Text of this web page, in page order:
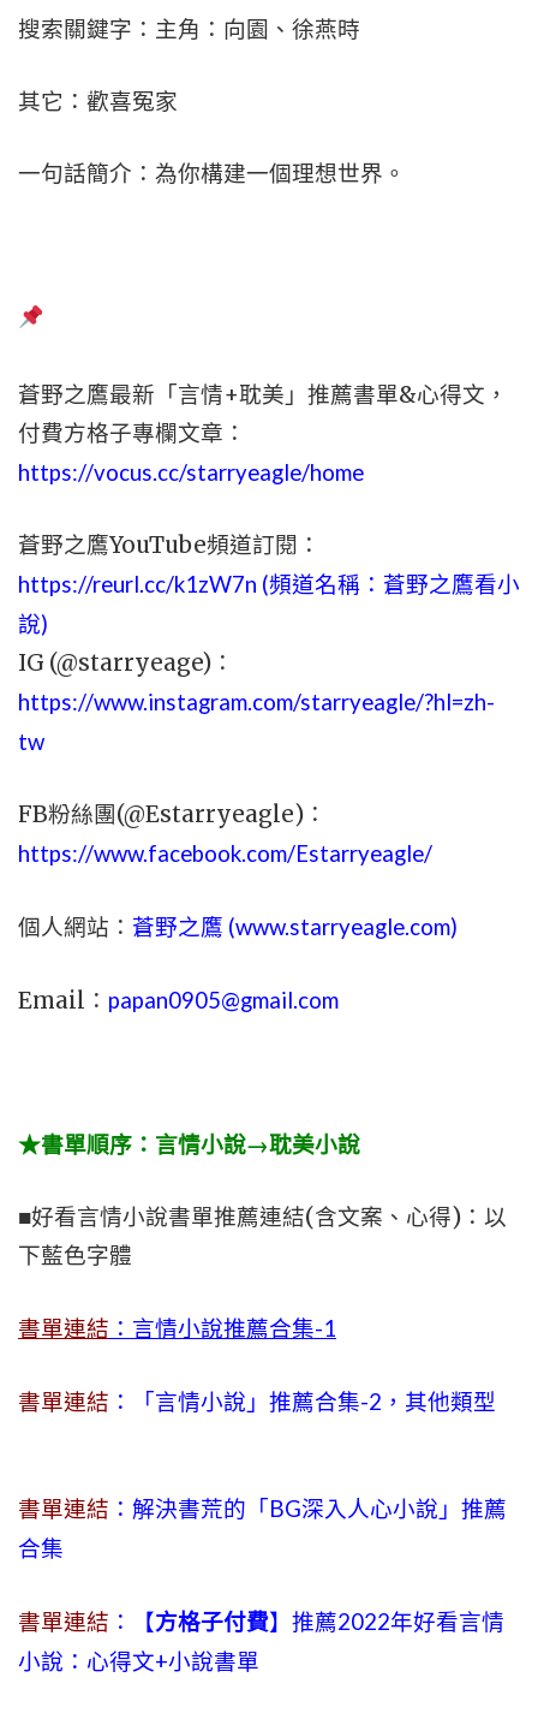
搜索關鍵字：主角：向園、徐燕時
其它：歡喜冤家
一句話簡介：為你構建一個理想世界。
蒼野之鷹最新「言情+耽美」推薦書單&心得文，
付費方格子專欄文章：
https://vocus.cc/starryeagle/home
蒼野之鷹YouTube頻道訂閱：
https://reurl.cc/k1zW7n (頻道名稱：蒼野之鷹看小
說)
IG (@starryeage)：
https://www.instagram.com/starryeagle/?hl=zh-
tw
FB粉絲團(@Estarryeagle)：
https://www.facebook.com/Estarryeagle/
個人網站： 蒼野之鷹 (www.starryeagle.com)
Email： papan0905@gmail.com
★書單順序：言情小說→耽美小說
■好看言情小說書單推薦連結(含文案、心得)：以
下藍色字體
書單連結 ：言情小說推薦合集-1
書單連結 ：「言情小說」推薦合集-2，其他類型
書單連結 ：解決書荒的「BG深入人心小說」推薦
合集
書單連結 ：【方格子付費】推薦2022年好看言情
小說：心得文+小說書單